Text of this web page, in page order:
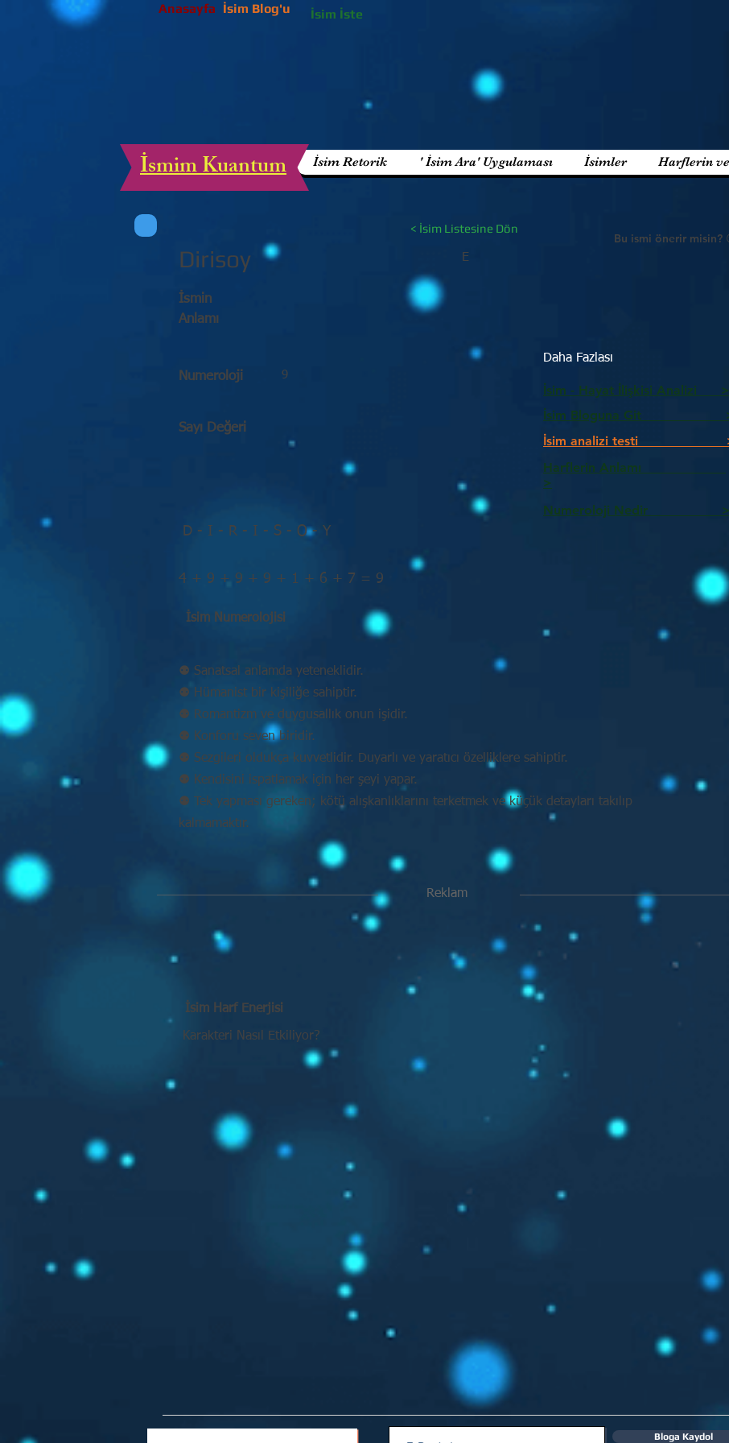
Anasayfa İsim Blog'u İsim İste
İsim Retorik ' İsim Ara' Uygulaması İsimler Harflerin ve
İsmim Kuantum
< İsim Listesine Dön
Dirisoy E
Bu ismi önerir misin?
İsmin
Anlamı
Numeroloji 9
Sayı Değeri
D - I - R - I - S - O - Y
Daha Fazlası
İsim - Hayat İlişkisi Analizi >
İsim Bloguna Git
İsim analizi testi
Harflerin Anlamı
>
Numeroloji Nedir_________ >
4 + 9 + 9 + 9 + 1 + 6 + 7 = 9
İsim Numerolojisi
⚉ Sanatsal anlamda yeteneklidir.
⚉ Hümanist bir kişiliğe sahiptir.
⚉ Romantizm ve duygusallık onun işidir.
⚉ Konforu seven biridir.
⚉ Sezgileri oldukça kuvvetlidir. Duyarlı ve yaratıcı özelliklere sahiptir.
⚉ Kendisini ispatlamak için her şeyi yapar.
⚉ Tek yapması gereken; kötü alışkanlıklarını terketmek ve küçük detayları takılıp
kalmamaktır.
Reklam
İsim Harf Enerjisi
Karakteri Nasıl Etkiliyor?
Bloga Kaydol